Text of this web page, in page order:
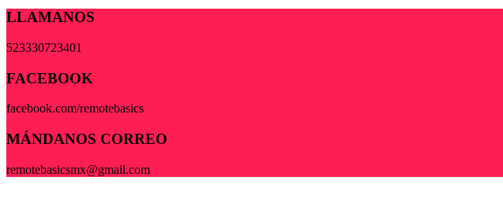
LLAMANOS
523330723401
FACEBOOK
facebook.com/remotebasics
MÁNDANOS CORREO
remotebasicsmx@gmail.com